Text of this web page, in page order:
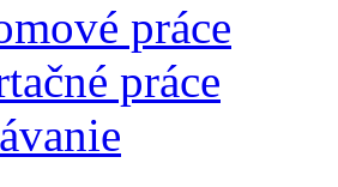
práce
práce